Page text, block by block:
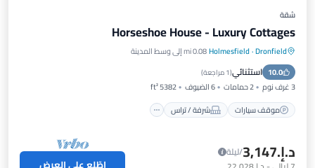
شقة
Horseshoe House - Luxury Cottages
Dronfield
·
Holmesfield0.08 mi إلى وسط المدينة
10.0 استثنائي(1 مراجعة )
3 غرف نوم 2 حمامات 6 الضيوف
5382 ft²
موقف سيارات
شرفة / تراس
موقف سيارات شرفة / تراس
إنترنت
د.إ.‏3,147
/ليلة
اطّلع على العرض